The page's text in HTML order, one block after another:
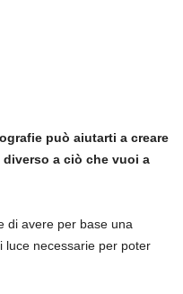
può aiutarti a creare
a ciò che vuoi a
di avere per base una
luce necessarie per poter